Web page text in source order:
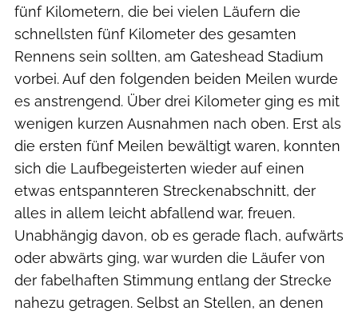
fünf Kilometern, die bei vielen Läufern die
schnellsten fünf Kilometer des gesamten
Rennens sein sollten, am Gateshead Stadium
vorbei. Auf den folgenden beiden Meilen wurde
es anstrengend. Über drei Kilometer ging es mit
wenigen kurzen Ausnahmen nach oben. Erst als
die ersten fünf Meilen bewältigt waren, konnten
sich die Laufbegeisterten wieder auf einen
etwas entspannteren Streckenabschnitt, der
alles in allem leicht abfallend war, freuen.
Unabhängig davon, ob es gerade flach, aufwärts
oder abwärts ging, war wurden die Läufer von
der fabelhaften Stimmung entlang der Strecke
nahezu getragen. Selbst an Stellen, an denen